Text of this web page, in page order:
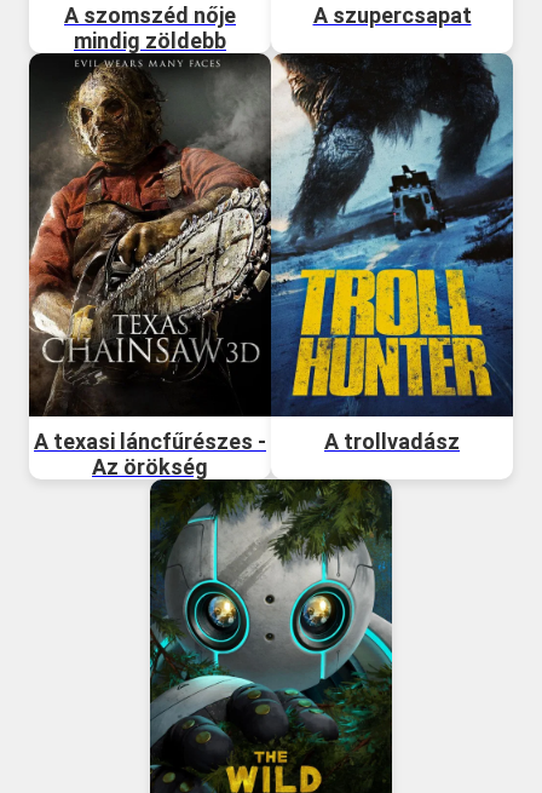
A szomszéd nője
mindig zöldebb
A szupercsapat
A texasi láncfűrészes -
Az örökség
A trollvadász